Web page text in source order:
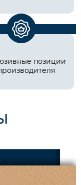
позиции